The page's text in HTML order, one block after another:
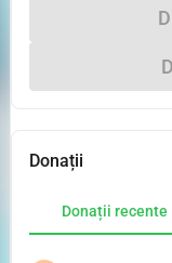
Donații
Donații recente